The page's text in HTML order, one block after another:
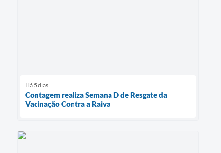
Há 5 dias
Contagem realiza Semana D de Resgate da
Vacinação Contra a Raiva